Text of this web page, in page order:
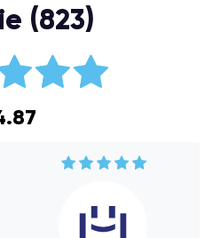
(823)